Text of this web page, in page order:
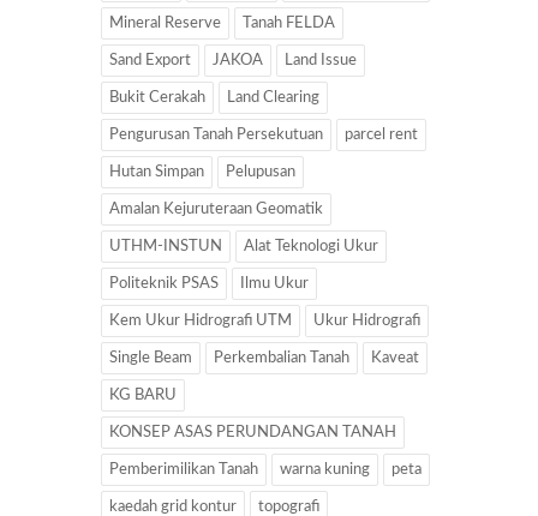
Mineral Reserve Tanah FELDA
Sand Export JAKOA Land Issue
Bukit Cerakah Land Clearing
Pengurusan Tanah Persekutuan parcel rent
Hutan Simpan Pelupusan
Amalan Kejuruteraan Geomatik
UTHM-INSTUN Alat Teknologi Ukur
Politeknik PSAS Ilmu Ukur
Kem Ukur Hidrografi UTM Ukur Hidrografi
Single Beam Perkembalian Tanah Kaveat
KG BARU
KONSEP ASAS PERUNDANGAN TANAH
Pemberimilikan Tanah warna kuning peta
kaedah grid kontur topografi